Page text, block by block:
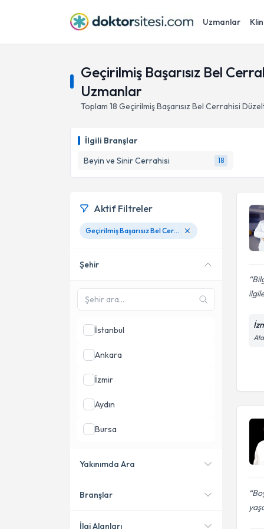
Uzmanlar
Geçirilmiş Başarısız Bel
Uzmanlar
Toplam 18 Geçirilmiş Başarısız Bel Cerrahisi
İlgili Branşlar
Beyin ve Sinir Cerrahisi
18
Aktif Filtreler
Geçirilmiş Başarısız Bel Cerrahisi Düzeltme Ameliyatları
Şehir
İstanbul
Ankara
İzmir
Aydın
Bursa
Yakınımda Ara
Konumuma yakın uzmanları
Branşlar
İlgi Alanları